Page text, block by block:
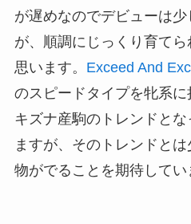
が遅めなのでデビューは
が、順調にじっくり育て
思います。 Exceed And
のスピードタイプを牝系
キズナ産駒のトレンドと
ますが、そのトレンドと
物がでることを期待してい